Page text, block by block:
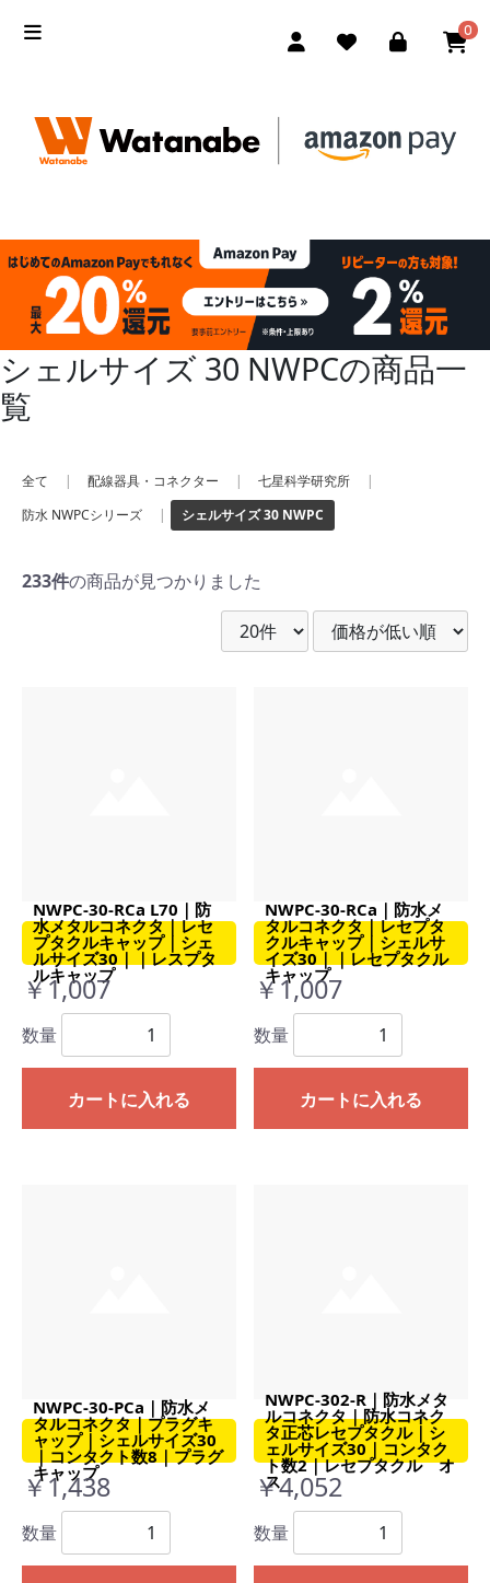
0
シェルサイズ 30 NWPCの商品一
覧
全て | 配線器具・コネクター | 七星科学研究所
|
防水 NWPCシリーズ
| シェルサイズ 30 NWPC
233件の商品が見つかりました
NWPC-30-RCa L70｜防
水メタルコネクタ｜レセ
プタクルキャップ｜シェ
ルサイズ30｜｜レスプタ
ルキャップ
￥1,007
数量
カートに入れる
NWPC-30-RCa｜防水メ
タルコネクタ｜レセプタ
クルキャップ｜シェルサ
イズ30｜｜レセプタクル
キャップ
￥1,007
数量
カートに入れる
NWPC-30-PCa｜防水メ
タルコネクタ｜プラグキ
ャップ｜シェルサイズ30
｜コンタクト数8｜プラグ
キャップ
￥1,438
数量
NWPC-302-R｜防水メタ
ルコネクタ｜防水コネク
タ正芯レセプタクル｜シ
ェルサイズ30｜コンタク
ト数2｜レセプタクル オ
ス
￥4,052
数量